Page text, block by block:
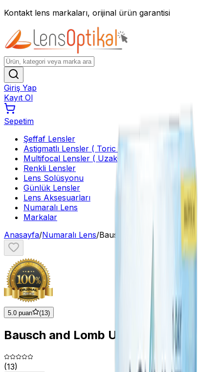
Kontakt lens markaları, orijinal ürün garantisi
Giriş Yap
Kayıt Ol
Sepetim
Şeffaf Lensler
Astigmatlı Lensler ( Toric )
Multifocal Lensler ( Uzak-Yakın )
Renkli Lensler
Lens Solüsyonu
Günlük Lensler
Lens Aksesuarları
Numaralı Lens
Markalar
Anasayfa/Numaralı Lens/Bausch and Lomb Ultra
5.0 puan (13)
Bausch and Lomb Ultra
(13)